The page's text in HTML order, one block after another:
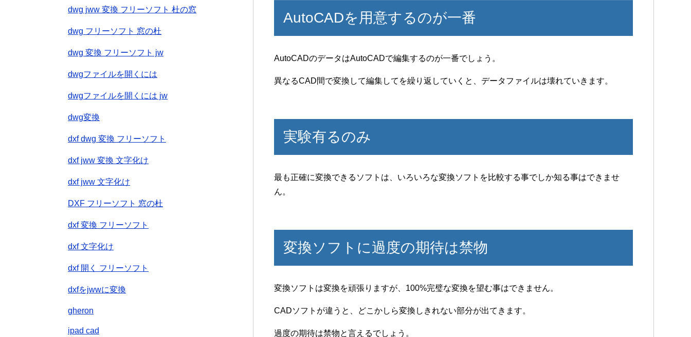
AutoCADを用意するのが一番
AutoCADのデータはAutoCADで編集するのが一番でしょう。
異なるCAD間で変換して編集してを繰り返していくと、データファイルは壊れていきます。
実験有るのみ
最も正確に変換できるソフトは、いろいろな変換ソフトを比較する事でしか知る事はできませ
ん。
変換ソフトに過度の期待は禁物
変換ソフトは変換を頑張りますが、100%完璧な変換を望む事はできません。
CADソフトが違うと、どこかしら変換しきれない部分が出てきます。
過度の期待は禁物と言えるでしょう。
dwg jww 変換 フリーソフト 杜の窓
dwg フリーソフト 窓の杜
dwg 変換 フリーソフト jw
dwgファイルを開くには
dwgファイルを開くには jw
dwg変換
dxf dwg 変換 フリーソフト
dxf jww 変換 文字化け
dxf jww 文字化け
DXF フリーソフト 窓の杜
dxf 変換 フリーソフト
dxf 文字化け
dxf 開く フリーソフト
dxfをjwwに変換
gheron
ipad cad